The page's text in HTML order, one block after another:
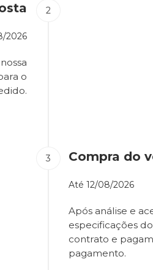
2026
o
Compra do
Até 12/08/2026
Após análise e
especificações
contrato e
pagamento.